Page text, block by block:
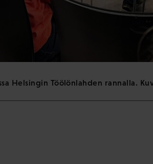
Helsingin Töölönlahden rannalla.